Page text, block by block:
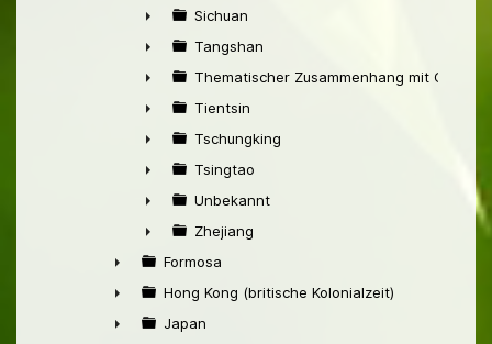
►
►
Sichuan
►
Tangshan
►
Thematischer Zusammenhang mit China
►
Tientsin
►
Tschungking
►
Tsingtao
►
Unbekannt
►
Zhejiang
►
Formosa
►
Hong Kong (britische Kolonialzeit)
Japan